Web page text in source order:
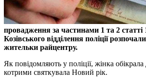
провадження за частинами 1 та 2 статті
Козівського відділення поліції
жительки райцентру.
Як повідомляють у поліції, жінка обікрала
котрими святкувала Новий рік.